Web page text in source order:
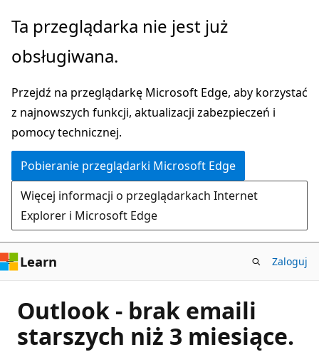
Przejdź
głównej
Ta przeglądarka nie jest już
obsługiwana.
Przejdź na przeglądarkę Microsoft Edge, aby korzystać
z najnowszych funkcji, aktualizacji zabezpieczeń i
pomocy technicznej.
Pobieranie przeglądarki Microsoft Edge
Więcej informacji o przeglądarkach Internet
Explorer i Microsoft Edge
Learn Zaloguj
Outlook - brak emaili
starszych niż 3 miesiące.